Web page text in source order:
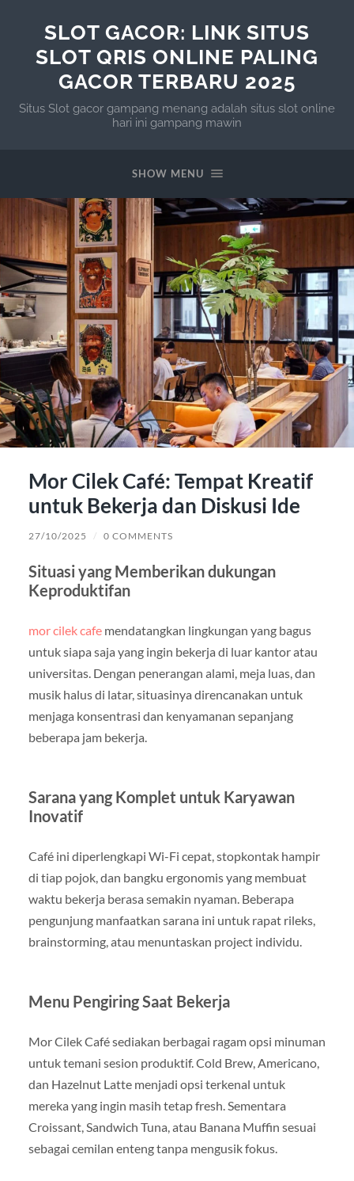
SLOT GACOR: LINK SITUS
SLOT QRIS ONLINE PALING
GACOR TERBARU 2025
Situs Slot gacor gampang menang adalah situs slot online
hari ini gampang mawin
SHOW MENU
Mor Cilek Café: Tempat Kreatif
untuk Bekerja dan Diskusi Ide
27/10/2025 / 0 COMMENTS
Situasi yang Memberikan dukungan
Keproduktifan
mor cilek cafemendatangkan lingkungan yang bagus
untuk siapa saja yang ingin bekerja di luar kantor atau
universitas. Dengan penerangan alami, meja luas, dan
musik halus di latar, situasinya direncanakan untuk
menjaga konsentrasi dan kenyamanan sepanjang
beberapa jam bekerja.
Sarana yang Komplet untuk Karyawan
Inovatif
Café ini diperlengkapi Wi-Fi cepat, stopkontak hampir
di tiap pojok, dan bangku ergonomis yang membuat
waktu bekerja berasa semakin nyaman. Beberapa
pengunjung manfaatkan sarana ini untuk rapat rileks,
brainstorming, atau menuntaskan project individu.
Menu Pengiring Saat Bekerja
Mor Cilek Café sediakan berbagai ragam opsi minuman
untuk temani sesion produktif. Cold Brew, Americano,
dan Hazelnut Latte menjadi opsi terkenal untuk
mereka yang ingin masih tetap fresh. Sementara
Croissant, Sandwich Tuna, atau Banana Muffin sesuai
sebagai cemilan enteng tanpa mengusik fokus.